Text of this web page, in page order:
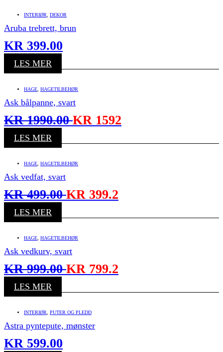
INTERIØR DEKOR
Aruba trebrett, brun
KR 399.00
LES MER
HAGE HAGETILBEHØR
Ask bålpanne, svart
KR1990.00KR 1592
LES MER
HAGE HAGETILBEHØR
Ask vedfat, svart
KR499.00KR 399.2
LES MER
HAGE HAGETILBEHØR
Ask vedkurv, svart
KR999.00KR 799.2
LES MER
INTERIØR PUTER OG PLEDD
Astra pyntepute, mønster
KR 599.00